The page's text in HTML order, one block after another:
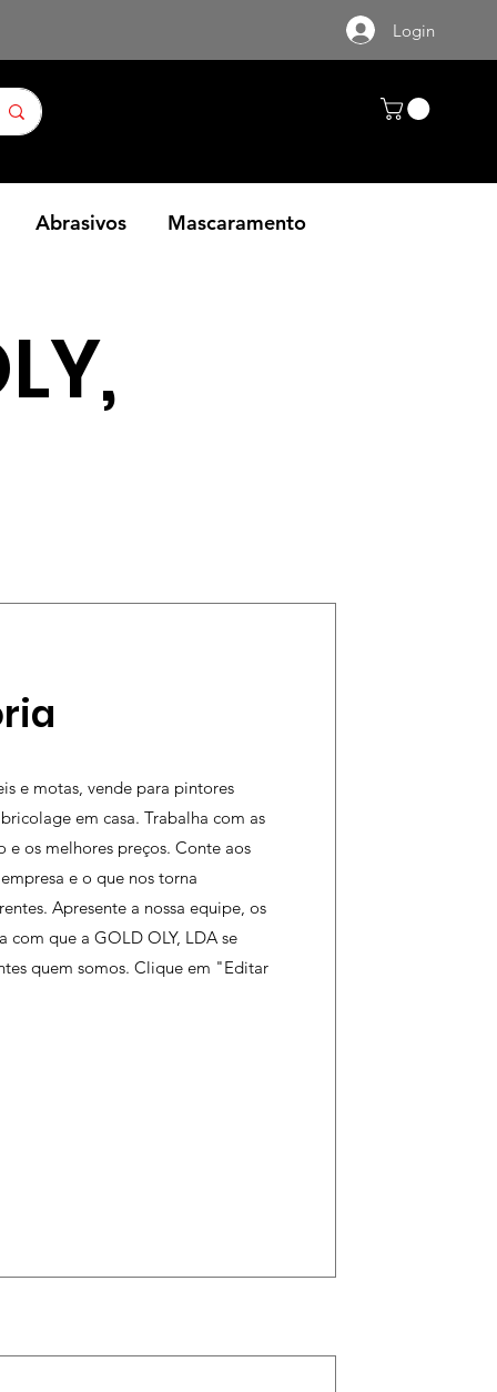
Login
Abrasivos Mascaramento
e motas, vende para pintores
em casa. Trabalha com as
e os melhores preços. Conte aos
e o que nos torna
Apresente a nossa equipe, os
com que a GOLD OLY, LDA se
quem somos. Clique em "Editar